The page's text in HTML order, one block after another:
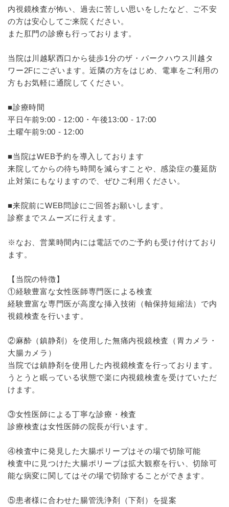
内視鏡検査が怖い、過去に苦しい思いをしたなど、ご不安
の方は安心してご来院ください。
また肛門の診療も行っております。
当院は川越駅西口から徒歩1分のザ・パークハウス川越タ
ワー2Fにございます。近隣の方をはじめ、電車をご利用の
方もお気軽に通院してください。
■診療時間
平日午前9:00 - 12:00・午後13:00 - 17:00
土曜午前9:00 - 12:00
■当院はWEB予約を導入しております
来院してからの待ち時間を減らすことや、感染症の蔓延防
止対策にもなりますので、ぜひご利用ください。
■来院前にWEB問診にご回答お願いします。
診察までスムーズに行えます。
※なお、営業時間内には電話でのご予約も受け付けており
ます。
【当院の特徴】
①経験豊富な女性医師専門医による検査
経験豊富な専門医が高度な挿入技術（軸保持短縮法）で内
視鏡検査を行います。
②麻酔（鎮静剤）を使用した無痛内視鏡検査（胃カメラ・
大腸カメラ）
当院では鎮静剤を使用した内視鏡検査を行っております。
うとうと眠っている状態で楽に内視鏡検査を受けていただ
けます。
③女性医師による丁寧な診療・検査
診療検査は女性医師の院長が行います。
④検査中に発見した大腸ポリープはその場で切除可能
検査中に見つけた大腸ポリープは拡大観察を行い、切除可
能な病変に関してはその場で切除することができます。
⑤患者様に合わせた腸管洗浄剤（下剤）を提案